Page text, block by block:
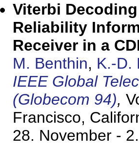
Viterbi
Reliability
Receiver in a
M. Benthin, K.-D.
IEEE Global
(Globecom 94),
Francisco,
28. November -